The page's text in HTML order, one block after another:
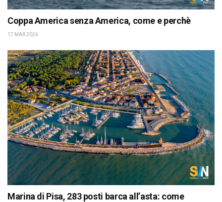
Coppa America senza America, come e perchè
17 MAR 2026
Marina di Pisa, 283 posti barca all’asta: come